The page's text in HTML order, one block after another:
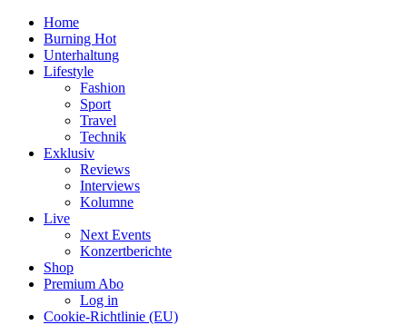
Home
Burning Hot
Unterhaltung
Lifestyle
Fashion
Sport
Travel
Technik
Exklusiv
Reviews
Interviews
Kolumne
Live
Next Events
Konzertberichte
Shop
Premium Abo
Log in
Cookie-Richtlinie (EU)